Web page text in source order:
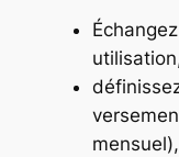
mensuel),